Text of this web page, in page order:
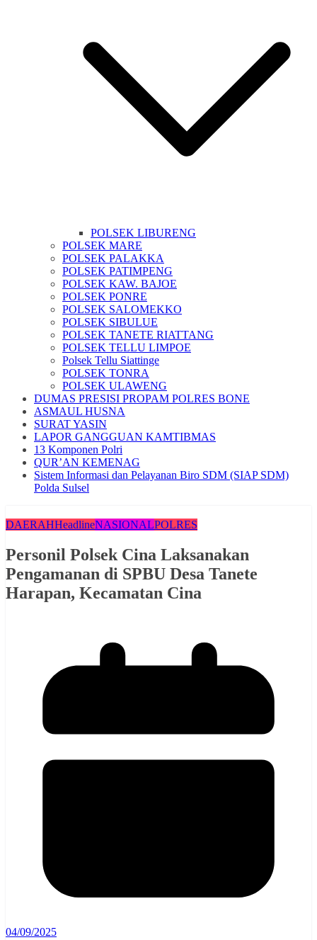
POLSEK LIBURENG
POLSEK MARE
POLSEK PALAKKA
POLSEK PATIMPENG
POLSEK KAW. BAJOE
POLSEK PONRE
POLSEK SALOMEKKO
POLSEK SIBULUE
POLSEK TANETE RIATTANG
POLSEK TELLU LIMPOE
Polsek Tellu Siattinge
POLSEK TONRA
POLSEK ULAWENG
DUMAS PRESISI PROPAM POLRES BONE
ASMAUL HUSNA
SURAT YASIN
LAPOR GANGGUAN KAMTIBMAS
13 Komponen Polri
QUR’AN KEMENAG
Sistem Informasi dan Pelayanan Biro SDM (SIAP SDM)
Polda Sulsel
DAERAHHeadlineNASIONALPOLRES
Personil Polsek Cina Laksanakan
Pengamanan di SPBU Desa Tanete
Harapan, Kecamatan Cina
04/09/2025